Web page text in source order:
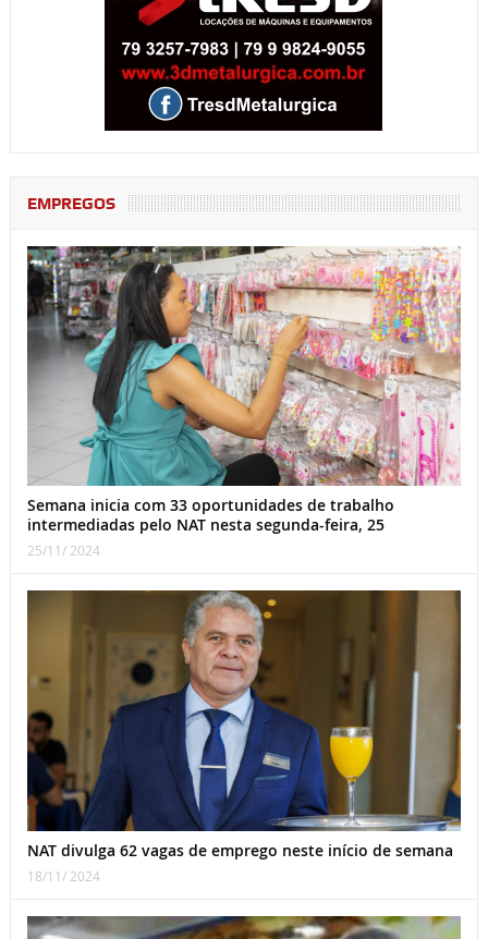
EMPREGOS
Semana inicia com 33 oportunidades de trabalho
intermediadas pelo NAT nesta segunda-feira, 25
25/11/ 2024
NAT divulga 62 vagas de emprego neste início de semana
18/11/ 2024